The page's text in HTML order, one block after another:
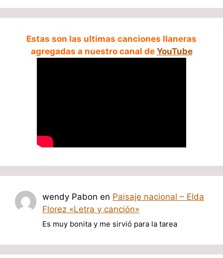
Estas son las ultimas canciones llaneras
agregadas a nuestro canal de YouTube
wendy Pabon en Paisaje nacional – Elda
Florez «Letra y canción»
Es muy bonita y me sirvió para la tarea